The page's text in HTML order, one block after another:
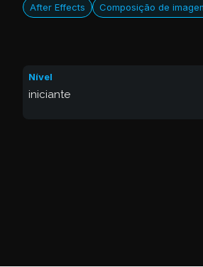
After Effects Composição de
Nível
iniciante